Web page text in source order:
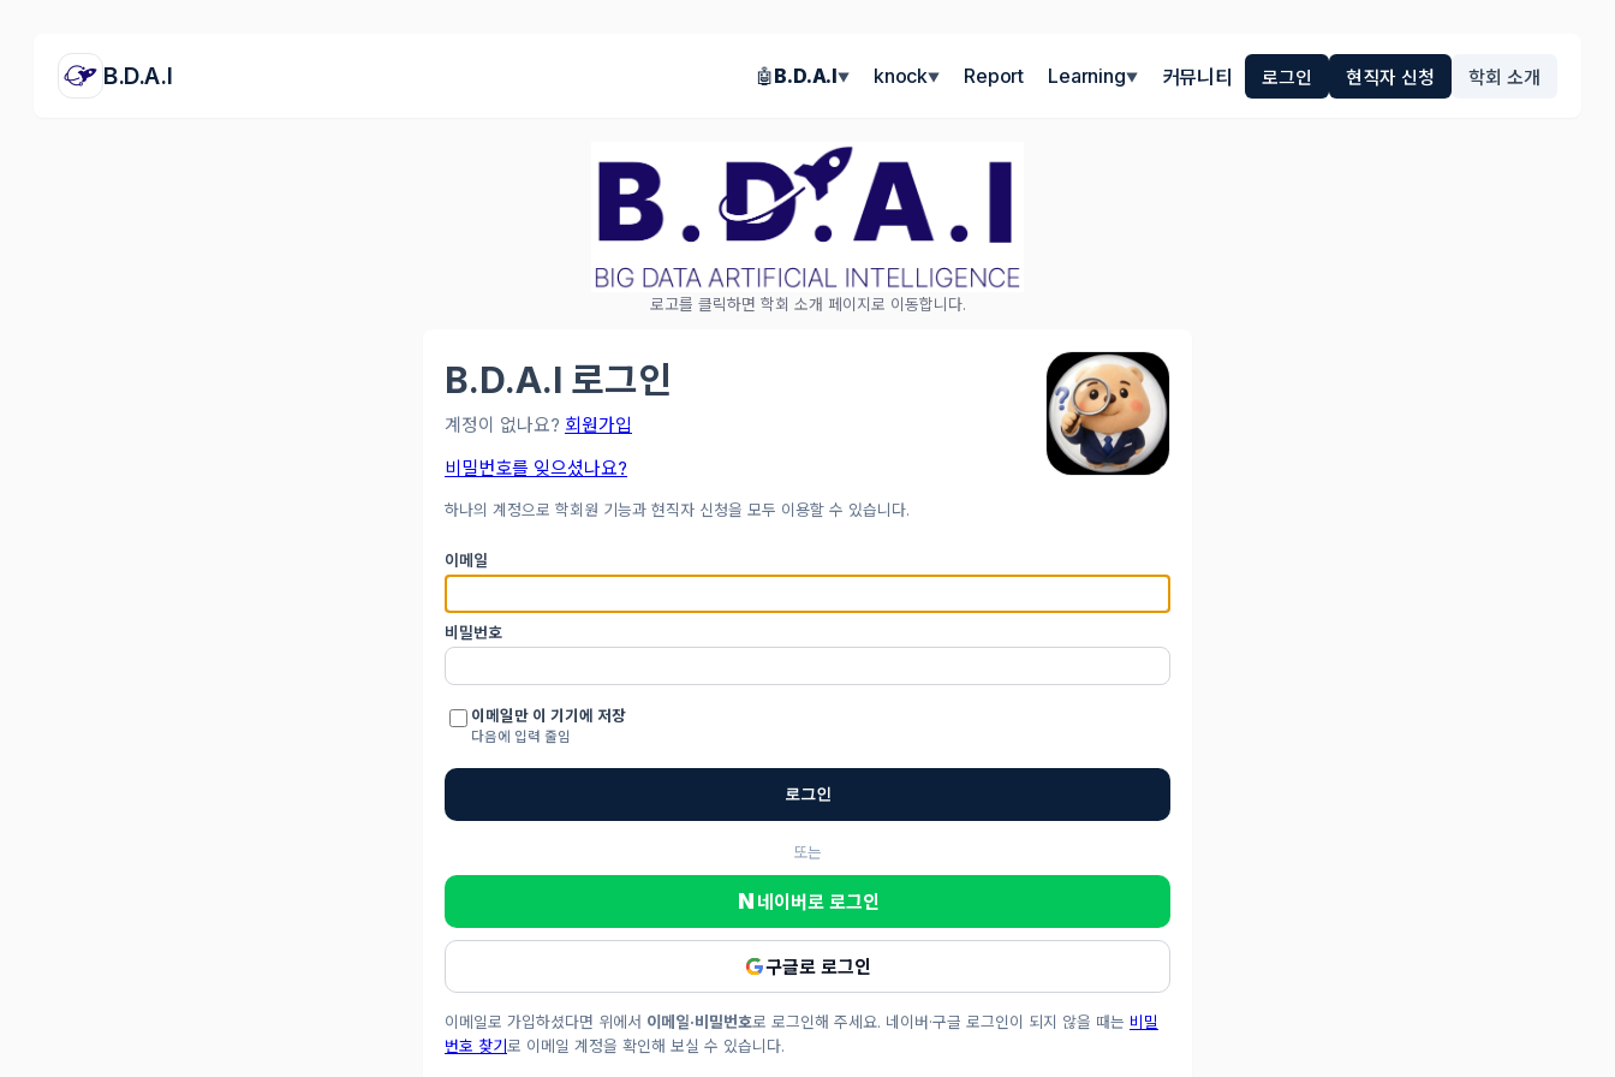
B.D.A.I 🤖B.D.A.I▼ knock▼ Report Learning▼ 커뮤니티 로그인 현직자 신청 학회 소개
로고를 클릭하면 학회 소개 페이지로 이동합니다.
B.D.A.I 로그인
계정이 없나요? 회원가입
비밀번호를 잊으셨나요?
하나의 계정으로 학회원 기능과 현직자 신청을 모두 이용할 수 있습니다.
이메일
비밀번호
이메일만 이 기기에 저장
다음에 입력 줄임
로그인
또는
N 네이버로 로그인
구글로 로그인
이메일로 가입하셨다면 위에서 이메일·비밀번호로 로그인해 주세요. 네이버·구글 로그인이 되지 않을 때는 비밀
번호 찾기로 이메일 계정을 확인해 보실 수 있습니다.